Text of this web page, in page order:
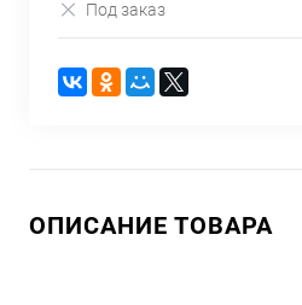
Под заказ
ОПИСАНИЕ ТОВАРА